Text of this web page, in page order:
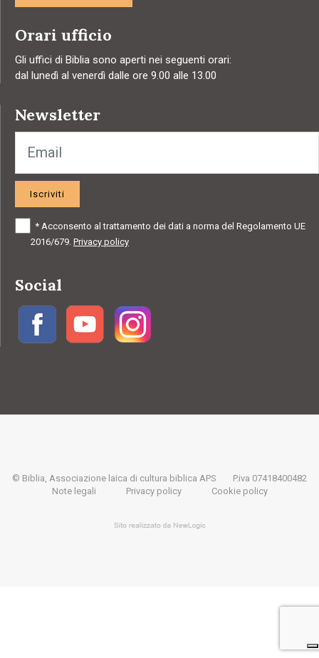
Orari ufficio
Gli uffici di Biblia sono aperti nei seguenti orari:
dal lunedì al venerdì dalle ore 9.00 alle 13.00
Newsletter
Iscriviti
* Acconsento al trattamento dei dati a norma del Regolamento UE
2016/679. Privacy policy
Social
© Biblia, Associazione laica di cultura biblica APS
P.iva 07418400482
Note legali
Privacy policy Cookie policy